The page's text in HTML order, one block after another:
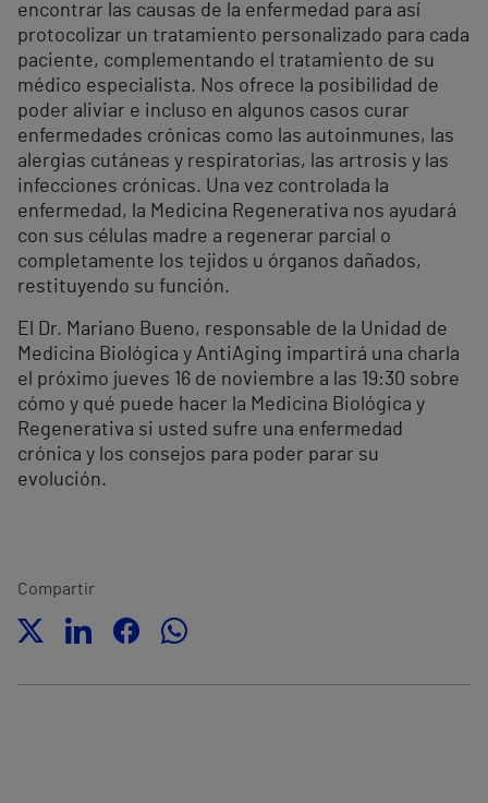
encontrar las causas de la enfermedad para así
protocolizar un tratamiento personalizado para cada
paciente, complementando el tratamiento de su
médico especialista. Nos ofrece la posibilidad de
poder aliviar e incluso en algunos casos curar
enfermedades crónicas como las autoinmunes, las
alergias cutáneas y respiratorias, las artrosis y las
infecciones crónicas. Una vez controlada la
enfermedad, la Medicina Regenerativa nos ayudará
con sus células madre a regenerar parcial o
completamente los tejidos u órganos dañados,
restituyendo su función.
El Dr. Mariano Bueno, responsable de la Unidad de
Medicina Biológica y AntiAging impartirá una charla
el próximo jueves 16 de noviembre a las 19:30 sobre
cómo y qué puede hacer la Medicina Biológica y
Regenerativa si usted sufre una enfermedad
crónica y los consejos para poder parar su
evolución.
Compartir